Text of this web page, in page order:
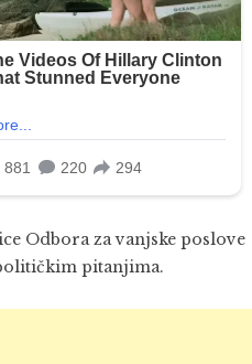
Odbora za vanjske poslove
pitanjima.